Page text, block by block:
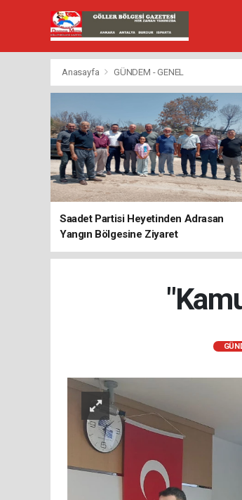
Anasayfa GÜNDEM - GENEL
Saadet Partisi Heyetinden Adrasan
Yangın Bölgesine Ziyaret